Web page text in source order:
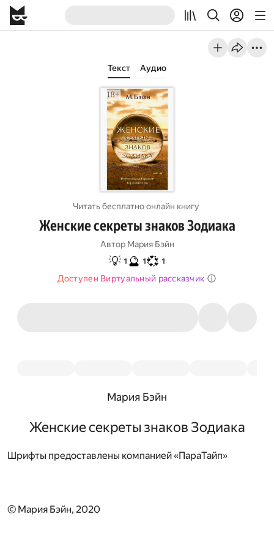
Текст Аудио
Читать бесплатно онлайн книгу
Женские секреты знаков Зодиака
Автор Мария Бэйн
💡 1 🔮 1💞 1
Доступен Виртуальный рассказчик
Мария Бэйн
Женские секреты знаков Зодиака
Шрифты предоставлены компанией «ПараТайп»
© Мария Бэйн, 2020